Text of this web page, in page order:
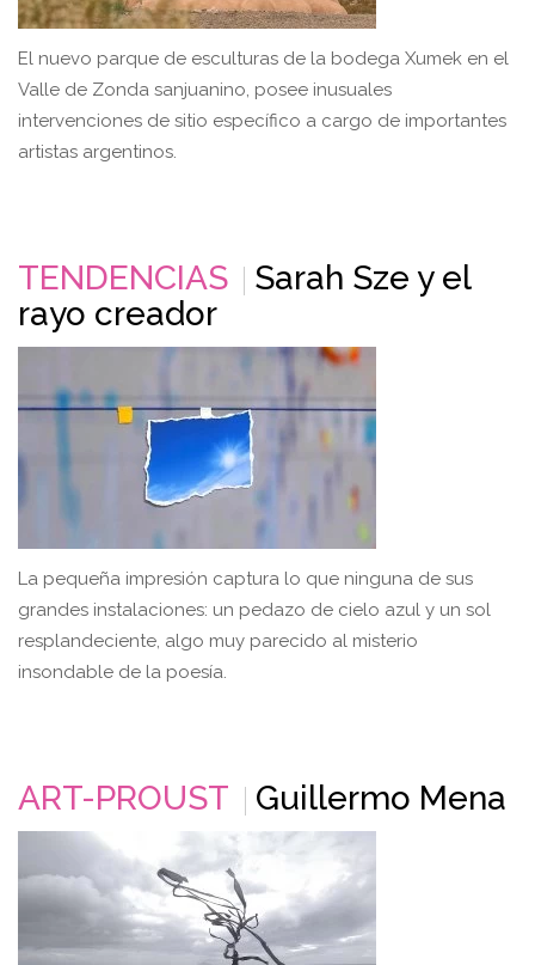
El nuevo parque de esculturas de la bodega Xumek en el
Valle de Zonda sanjuanino, posee inusuales
intervenciones de sitio específico a cargo de importantes
artistas argentinos.
TENDENCIAS
Sarah Sze y el
rayo creador
La pequeña impresión captura lo que ninguna de sus
grandes instalaciones: un pedazo de cielo azul y un sol
resplandeciente, algo muy parecido al misterio
insondable de la poesía.
ART-PROUST Guillermo Mena